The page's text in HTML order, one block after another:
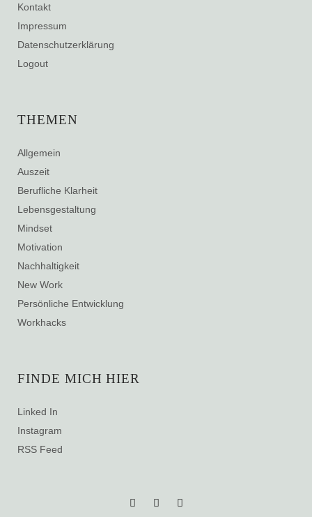
Kontakt
Impressum
Datenschutzerklärung
Logout
THEMEN
Allgemein
Auszeit
Berufliche Klarheit
Lebensgestaltung
Mindset
Motivation
Nachhaltigkeit
New Work
Persönliche Entwicklung
Workhacks
FINDE MICH HIER
Linked In
Instagram
RSS Feed